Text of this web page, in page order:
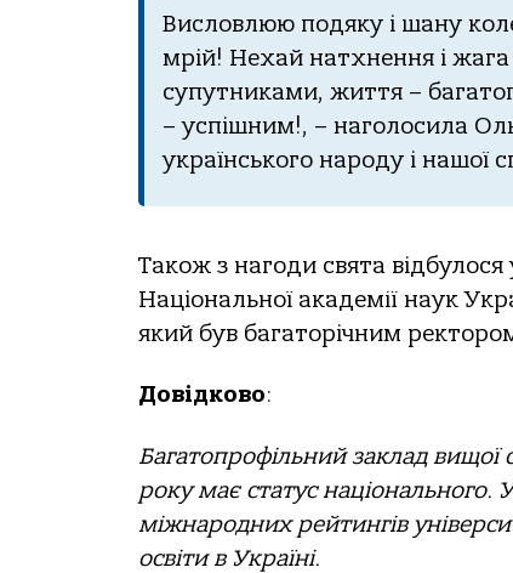
Висловлюю подяку і шану
мрій! Нехай натхнення і
супутниками, життя –
– успішним!, – наголосила
українського народу і нашої
Також з нагоди свята
Національної академії наук
який був багаторічним
Довідково:
Багатопрофільний заклад вищої
року має статус національного.
міжнародних рейтингів
освіти в Україні.